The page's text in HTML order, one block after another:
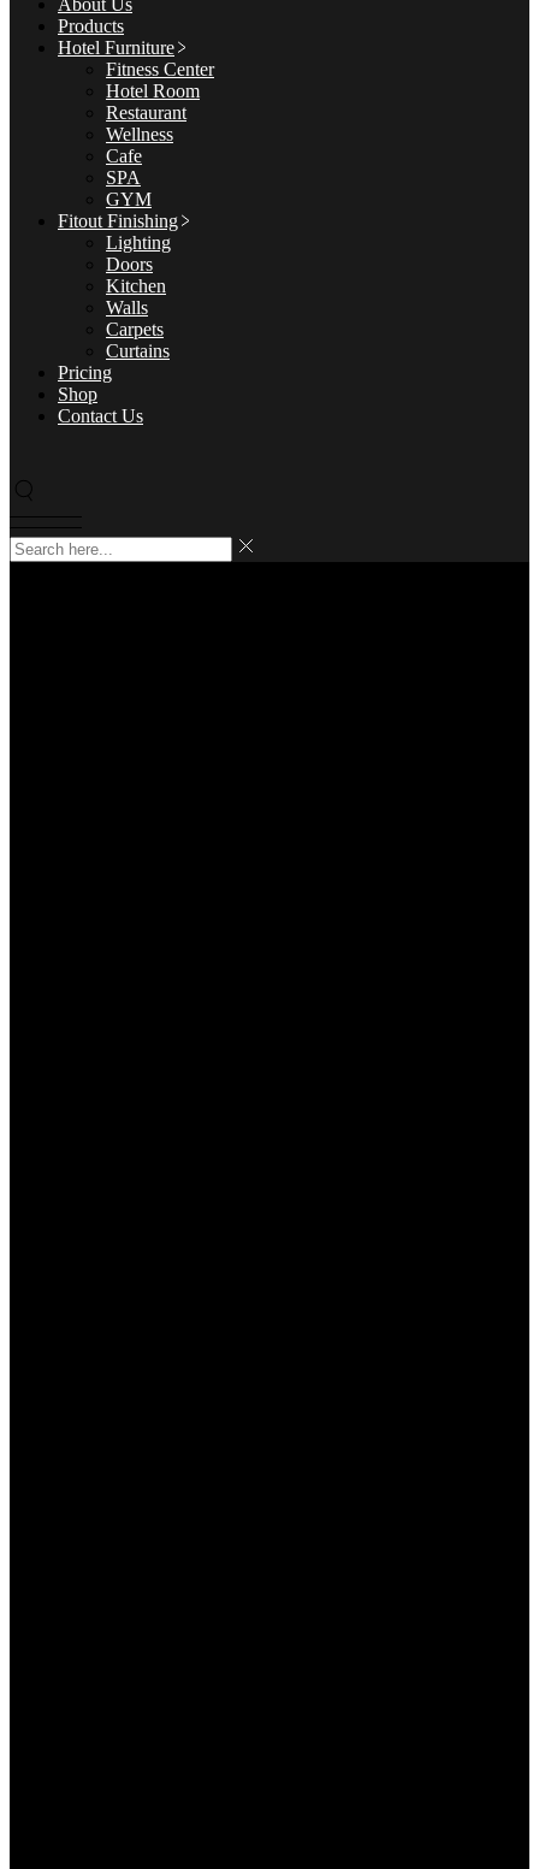
About Us
Products
Hotel Furniture
Fitness Center
Hotel Room
Restaurant
Wellness
Cafe
SPA
GYM
Fitout Finishing
Lighting
Doors
Kitchen
Walls
Carpets
Curtains
Pricing
Shop
Contact Us